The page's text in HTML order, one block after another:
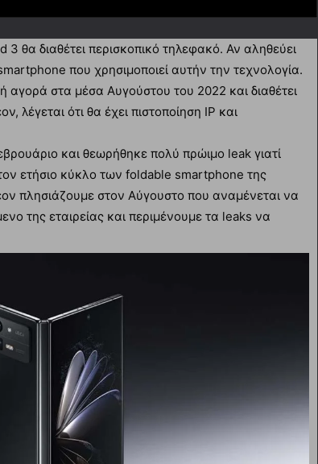
θα διαθέτει περισκοπικό τηλεφακό. Αν αληθεύει
που χρησιμοποιεί αυτήν την τεχνολογία.
αγορά στα μέσα Αυγούστου του 2022 και διαθέτει
λέγεται ότι θα έχει πιστοποίηση IP και
και θεωρήθηκε πολύ πρώιμο leak γιατί
ετήσιο κύκλο των foldable smartphone της
πλησιάζουμε στον Αύγουστο που αναμένεται να
της εταιρείας και περιμένουμε τα leaks να